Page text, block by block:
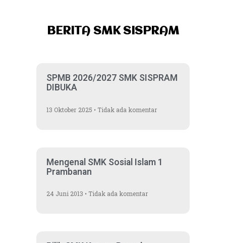
BERITA SMK SISPRAM
SPMB 2026/2027 SMK SISPRAM
DIBUKA
13 Oktober 2025 Tidak ada komentar
Mengenal SMK Sosial Islam 1
Prambanan
24 Juni 2013 Tidak ada komentar